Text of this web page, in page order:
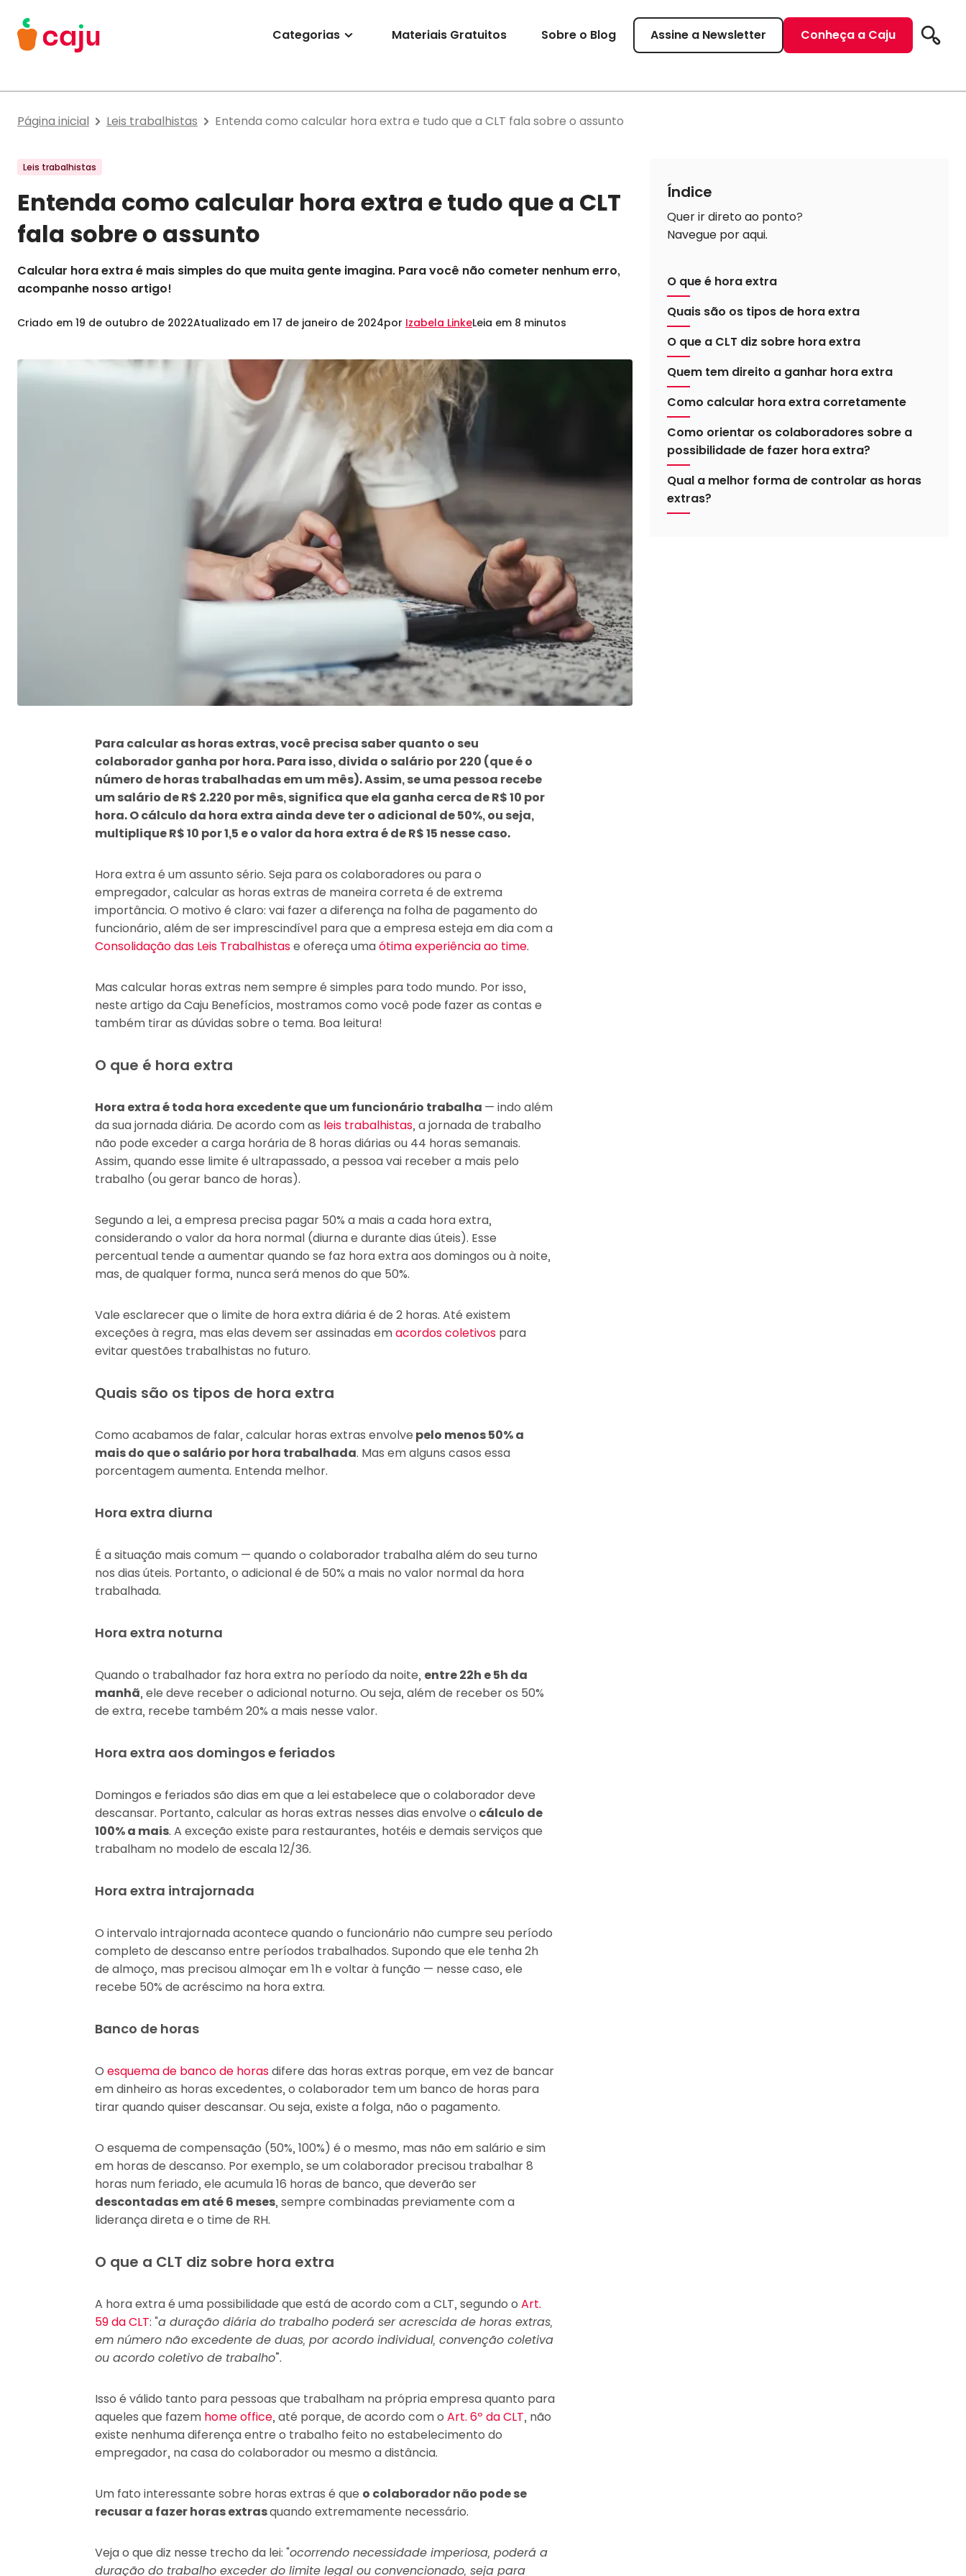
Menu Principal
Categorias Materiais Gratuitos Sobre o Blog Assine a Newsletter Conheça a Caju
Página inicial Leis trabalhistas Entenda como calcular hora extra e tudo que a CLT fala sobre o assunto
Leis trabalhistas
Entenda como calcular hora extra e tudo que a CLT
fala sobre o assunto
Calcular hora extra é mais simples do que muita gente imagina. Para você não cometer nenhum erro,
acompanhe nosso artigo!
Criado em 19 de outubro de 2022Atualizado em 17 de janeiro de 2024por Izabela LinkeLeia em 8 minutos
Para calcular as horas extras, você precisa saber quanto o seu
colaborador ganha por hora. Para isso, divida o salário por 220 (que é o
número de horas trabalhadas em um mês). Assim, se uma pessoa recebe
um salário de R$ 2.220 por mês, significa que ela ganha cerca de R$ 10 por
hora. O cálculo da hora extra ainda deve ter o adicional de 50%, ou seja,
multiplique R$ 10 por 1,5 e o valor da hora extra é de R$ 15 nesse caso.
Hora extra é um assunto sério. Seja para os colaboradores ou para o
empregador, calcular as horas extras de maneira correta é de extrema
importância. O motivo é claro: vai fazer a diferença na folha de pagamento do
funcionário, além de ser imprescindível para que a empresa esteja em dia com a
Consolidação das Leis Trabalhistase ofereça umaótima experiência ao time.
Mas calcular horas extras nem sempre é simples para todo mundo. Por isso,
neste artigo da Caju Benefícios, mostramos como você pode fazer as contas e
também tirar as dúvidas sobre o tema. Boa leitura!
O que é hora extra
Hora extra é toda hora excedente que um funcionário trabalha — indo além
da sua jornada diária. De acordo com as leis trabalhistas, a jornada de trabalho
não pode exceder a carga horária de 8 horas diárias ou 44 horas semanais.
Assim, quando esse limite é ultrapassado, a pessoa vai receber a mais pelo
trabalho (ou gerar banco de horas).
Segundo a lei, a empresa precisa pagar 50% a mais a cada hora extra,
considerando o valor da hora normal (diurna e durante dias úteis). Esse
percentual tende a aumentar quando se faz hora extra aos domingos ou à noite,
mas, de qualquer forma, nunca será menos do que 50%.
Vale esclarecer que o limite de hora extra diária é de 2 horas. Até existem
exceções à regra, mas elas devem ser assinadas emacordos coletivos para
evitar questões trabalhistas no futuro.
Quais são os tipos de hora extra
Como acabamos de falar, calcular horas extras envolve pelo menos 50% a
mais do que o salário por hora trabalhada. Mas em alguns casos essa
porcentagem aumenta. Entenda melhor.
Hora extra diurna
É a situação mais comum — quando o colaborador trabalha além do seu turno
nos dias úteis. Portanto, o adicional é de 50% a mais no valor normal da hora
trabalhada.
Hora extra noturna
Quando o trabalhador faz hora extra no período da noite, entre 22h e 5h da
manhã, ele deve receber o adicional noturno. Ou seja, além de receber os 50%
de extra, recebe também 20% a mais nesse valor.
Hora extra aos domingos e feriados
Domingos e feriados são dias em que a lei estabelece que o colaborador deve
descansar. Portanto, calcular as horas extras nesses dias envolve o cálculo de
100% a mais. A exceção existe para restaurantes, hotéis e demais serviços que
trabalham no modelo de escala 12/36.
Hora extra intrajornada
O intervalo intrajornada acontece quando o funcionário não cumpre seu período
completo de descanso entre períodos trabalhados. Supondo que ele tenha 2h
de almoço, mas precisou almoçar em 1h e voltar à função — nesse caso, ele
recebe 50% de acréscimo na hora extra.
Banco de horas
O esquema de banco de horasdifere das horas extras porque, em vez de bancar
em dinheiro as horas excedentes, o colaborador tem um banco de horas para
tirar quando quiser descansar. Ou seja, existe a folga, não o pagamento.
O esquema de compensação (50%, 100%) é o mesmo, mas não em salário e sim
em horas de descanso. Por exemplo, se um colaborador precisou trabalhar 8
horas num feriado, ele acumula 16 horas de banco, que deverão ser
descontadas em até 6 meses, sempre combinadas previamente com a
liderança direta e o time de RH.
O que a CLT diz sobre hora extra
A hora extra é uma possibilidade que está de acordo com a CLT, segundo o Art.
59 da CLT: “a duração diária do trabalho poderá ser acrescida de horas extras,
em número não excedente de duas, por acordo individual, convenção coletiva
ou acordo coletivo de trabalho”.
Isso é válido tanto para pessoas que trabalham na própria empresa quanto para
aqueles que fazem home office, até porque, de acordo com o Art. 6º da CLT, não
existe nenhuma diferença entre o trabalho feito no estabelecimento do
empregador, na casa do colaborador ou mesmo a distância.
Um fato interessante sobre horas extras é que o colaborador não pode se
recusar a fazer horas extrasquando extremamente necessário.
Veja o que diz nesse trecho da lei: “ocorrendo necessidade imperiosa, poderá a
duração do trabalho exceder do limite legal ou convencionado, seja para
Índice
Quer ir direto ao ponto?
Navegue por aqui.
O que é hora extra
Quais são os tipos de hora extra
O que a CLT diz sobre hora extra
Quem tem direito a ganhar hora extra
Como calcular hora extra corretamente
Como orientar os colaboradores sobre a
possibilidade de fazer hora extra?
Qual a melhor forma de controlar as horas
extras?